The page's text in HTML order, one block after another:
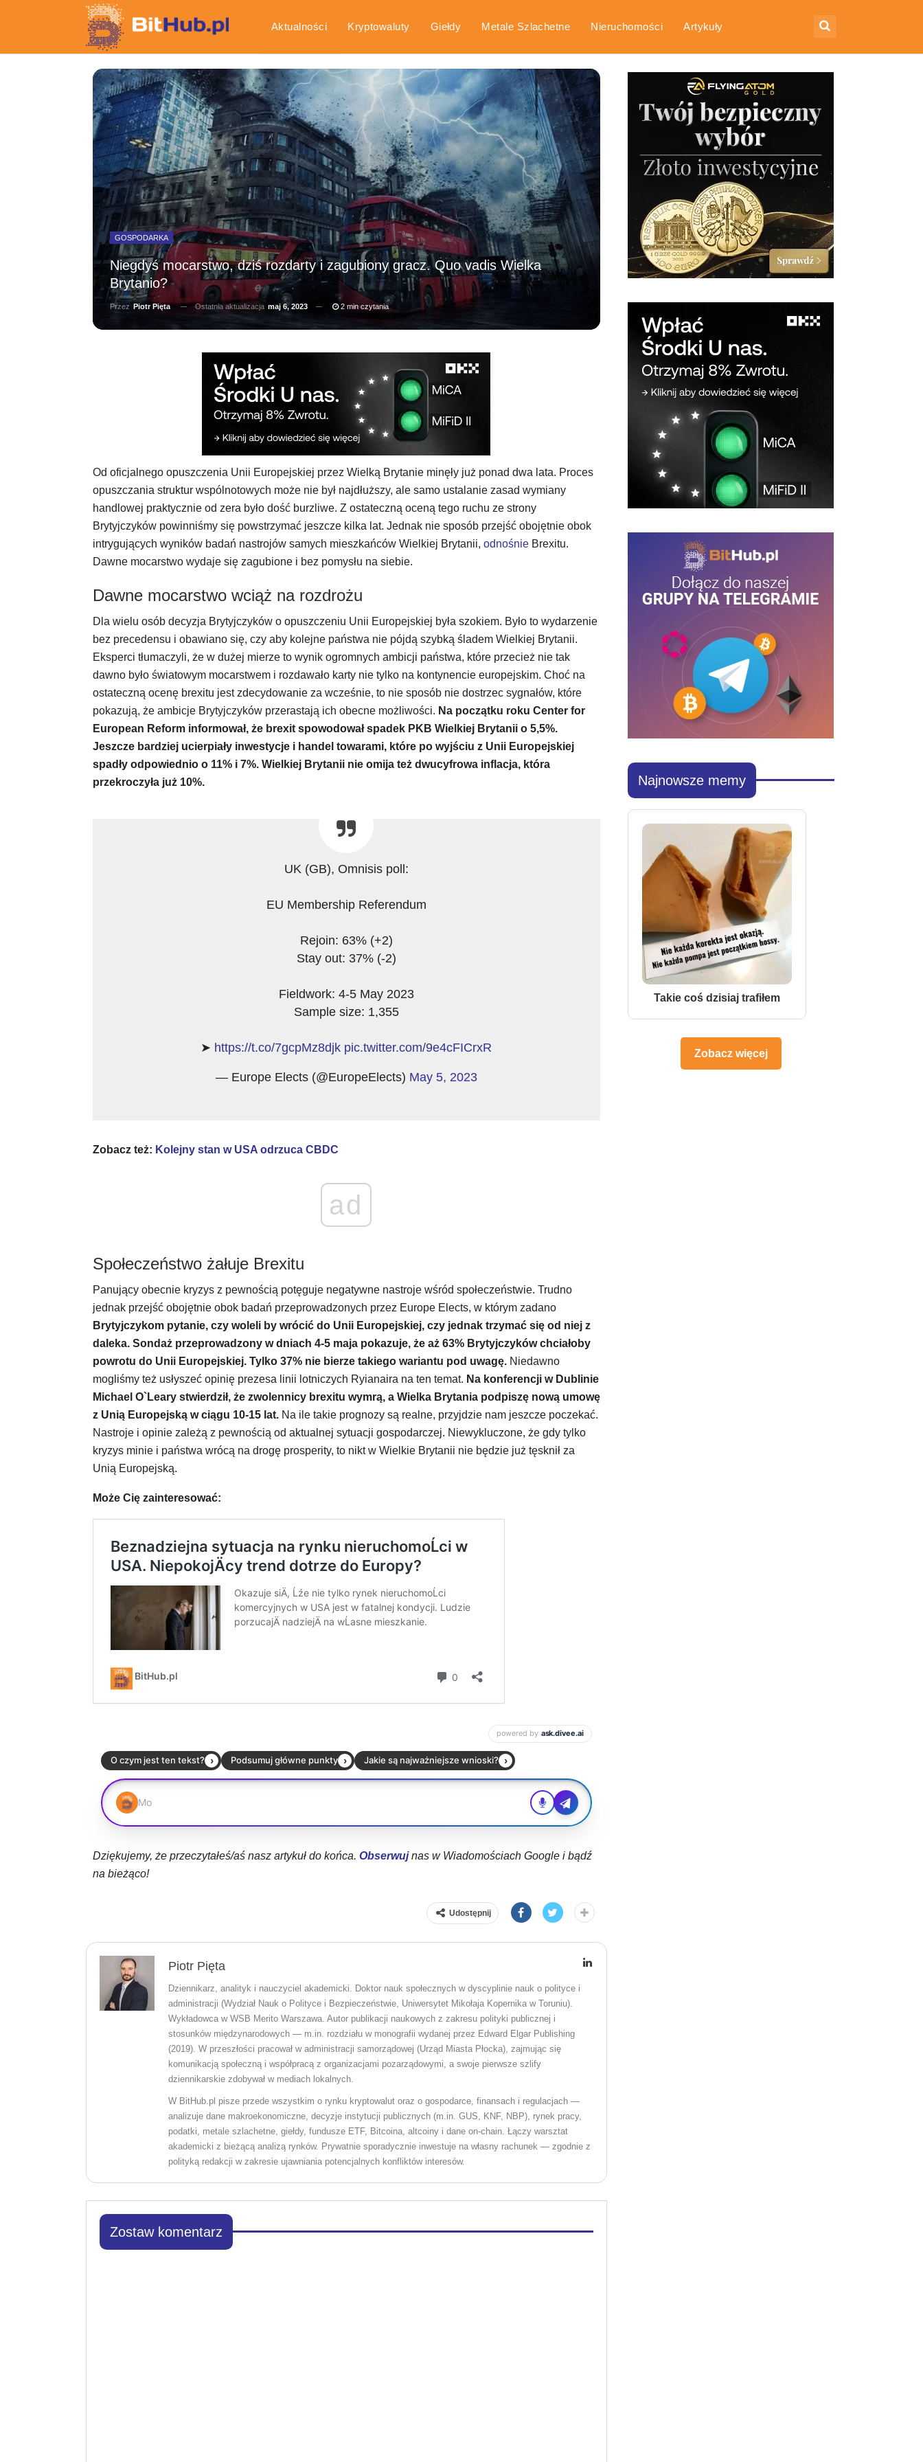
Aktualności Kryptowaluty Giełdy Metale Szlachetne Nieruchomości Artykuły
Gospodarka Poradniki
GOSPODARKA
Niegdyś mocarstwo, dziś rozdarty i zagubiony gracz. Quo vadis Wielka
Brytanio?
Przez Piotr Pięta Ostatnia aktualizacja maj 6, 2023 2 min czytania
Od oficjalnego opuszczenia Unii Europejskiej przez Wielką Brytanie minęły już ponad dwa lata. Proces
opuszczania struktur wspólnotowych może nie był najdłuższy, ale samo ustalanie zasad wymiany
handlowej praktycznie od zera było dość burzliwe. Z ostateczną oceną tego ruchu ze strony
Brytyjczyków powinniśmy się powstrzymać jeszcze kilka lat. Jednak nie sposób przejść obojętnie obok
intrygujących wyników badań nastrojów samych mieszkańców Wielkiej Brytanii, odnośnieBrexitu.
Dawne mocarstwo wydaje się zagubione i bez pomysłu na siebie.
Dawne mocarstwo wciąż na rozdrożu
Dla wielu osób decyzja Brytyjczyków o opuszczeniu Unii Europejskiej była szokiem. Było to wydarzenie
bez precedensu i obawiano się, czy aby kolejne państwa nie pójdą szybką śladem Wielkiej Brytanii.
Eksperci tłumaczyli, że w dużej mierze to wynik ogromnych ambicji państwa, które przecież nie tak
dawno było światowym mocarstwem i rozdawało karty nie tylko na kontynencie europejskim. Choć na
ostateczną ocenę brexitu jest zdecydowanie za wcześnie, to nie sposób nie dostrzec sygnałów, które
pokazują, że ambicje Brytyjczyków przerastają ich obecne możliwości. Na początku roku Center for
European Reform informował, że brexit spowodował spadek PKB Wielkiej Brytanii o 5,5%.
Jeszcze bardziej ucierpiały inwestycje i handel towarami, które po wyjściu z Unii Europejskiej
spadły odpowiednio o 11% i 7%. Wielkiej Brytanii nie omija też dwucyfrowa inflacja, która
przekroczyła już 10%.
UK (GB), Omnisis poll:
EU Membership Referendum
Rejoin: 63% (+2)
Stay out: 37% (-2)
Fieldwork: 4-5 May 2023
Sample size: 1,355
➤ https://t.co/7gcpMz8djk pic.twitter.com/9e4cFICrxR
— Europe Elects (@EuropeElects) May 5, 2023
Zobacz też: Kolejny stan w USA odrzuca CBDC
ad
Społeczeństwo żałuje Brexitu
Panujący obecnie kryzys z pewnością potęguje negatywne nastroje wśród społeczeństwie. Trudno
jednak przejść obojętnie obok badań przeprowadzonych przez Europe Elects, w którym zadano
Brytyjczykom pytanie, czy woleli by wrócić do Unii Europejskiej, czy jednak trzymać się od niej z
daleka. Sondaż przeprowadzony w dniach 4-5 maja pokazuje, że aż 63% Brytyjczyków chciałoby
powrotu do Unii Europejskiej. Tylko 37% nie bierze takiego wariantu pod uwagę.Niedawno
mogliśmy też usłyszeć opinię prezesa linii lotniczych Ryianaira na ten temat. Na konferencji w Dublinie
Michael O`Leary stwierdził, że zwolennicy brexitu wymrą, a Wielka Brytania podpiszę nową umowę
z Unią Europejską w ciągu 10-15 lat.Na ile takie prognozy są realne, przyjdzie nam jeszcze poczekać.
Nastroje i opinie zależą z pewnością od aktualnej sytuacji gospodarczej. Niewykluczone, że gdy tylko
kryzys minie i państwa wrócą na drogę prosperity, to nikt w Wielkie Brytanii nie będzie już tęsknił za
Unią Europejską.
Może Cię zainteresować:
Dziękujemy, że przeczytałeś/aś nasz artykuł do końca. Obserwujnas w Wiadomościach Google i bądź
na bieżąco!
Udostępnij
Piotr Pięta
Dziennikarz, analityk i nauczyciel akademicki. Doktor nauk społecznych w dyscyplinie nauk o polityce i
administracji (Wydział Nauk o Polityce i Bezpieczeństwie, Uniwersytet Mikołaja Kopernika w Toruniu).
Wykładowca w WSB Merito Warszawa. Autor publikacji naukowych z zakresu polityki publicznej i
stosunków międzynarodowych — m.in. rozdziału w monografii wydanej przez Edward Elgar Publishing
(2019). W przeszłości pracował w administracji samorządowej (Urząd Miasta Płocka), zajmując się
komunikacją społeczną i współpracą z organizacjami pozarządowymi, a swoje pierwsze szlify
dziennikarskie zdobywał w mediach lokalnych.
W BitHub.pl pisze przede wszystkim o rynku kryptowalut oraz o gospodarce, finansach i regulacjach —
analizuje dane makroekonomiczne, decyzje instytucji publicznych (m.in. GUS, KNF, NBP), rynek pracy,
podatki, metale szlachetne, giełdy, fundusze ETF, Bitcoina, altcoiny i dane on-chain. Łączy warsztat
akademicki z bieżącą analizą rynków. Prywatnie sporadycznie inwestuje na własny rachunek — zgodnie z
polityką redakcji w zakresie ujawniania potencjalnych konfliktów interesów.
Zostaw komentarz
Najnowsze memy
Takie coś dzisiaj trafiłem
Zobacz więcej